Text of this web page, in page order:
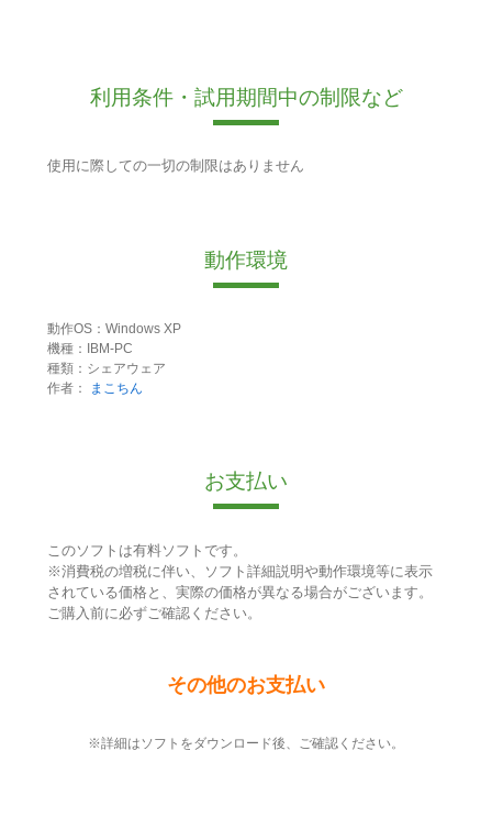
利用条件・試用期間中の制限など
使用に際しての一切の制限はありません
動作環境
動作OS：Windows XP
機種：IBM-PC
種類：シェアウェア
作者：
まこちん
お支払い
このソフトは有料ソフトです。
※消費税の増税に伴い、ソフト詳細説明や動作環境等に表示
されている価格と、実際の価格が異なる場合がございます。
ご購入前に必ずご確認ください。
その他のお支払い
※詳細はソフトをダウンロード後、ご確認ください。